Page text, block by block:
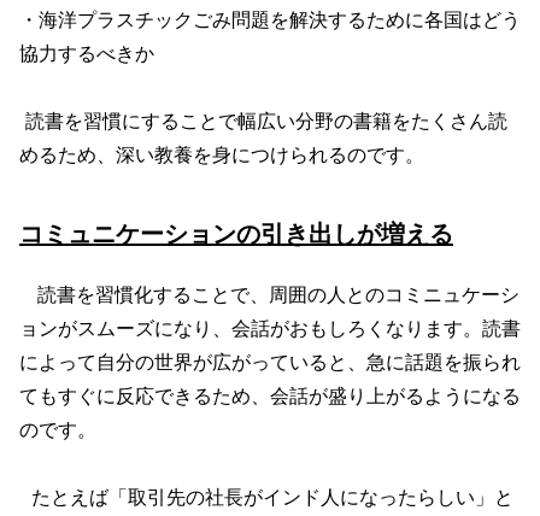
・海洋プラスチックごみ問題を解決するために各国はどう
協力するべきか
読書を習慣にすることで幅広い分野の書籍をたくさん読
めるため、深い教養を身につけられるのです。
コミュニケーションの引き出しが増える
読書を習慣化することで、周囲の人とのコミニュケーシ
ョンがスムーズになり、会話がおもしろくなります。読書
によって自分の世界が広がっていると、急に話題を振られ
てもすぐに反応できるため、会話が盛り上がるようになる
のです。
たとえば「取引先の社長がインド人になったらしい」と